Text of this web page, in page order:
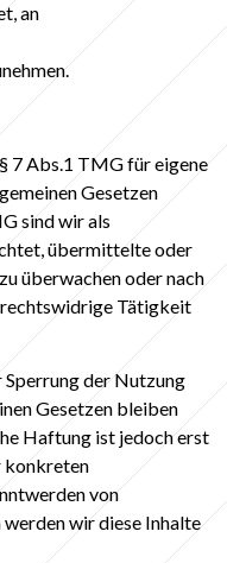
an
7 Abs.1 TMG für eigene
Gesetzen
sind wir als
übermittelte oder
überwachen oder nach
rechtswidrige Tätigkeit
der Nutzung
Gesetzen bleiben
Haftung ist jedoch erst
konkreten
von
wir diese Inhalte